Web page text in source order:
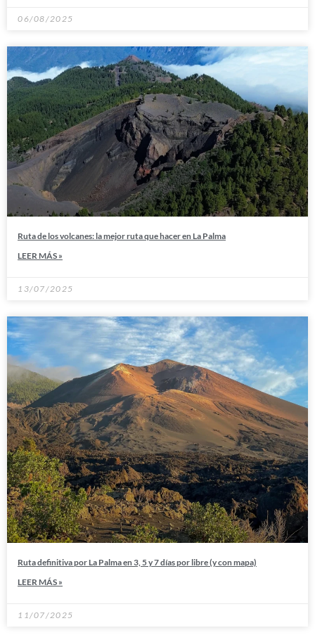
06/08/2025
Ruta de los volcanes: la mejor ruta que hacer en La Palma
LEER MÁS »
13/07/2025
Ruta definitiva por La Palma en 3, 5 y 7 días por libre (y con mapa)
LEER MÁS »
11/07/2025